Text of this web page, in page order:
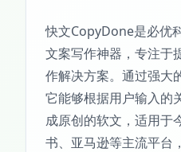
快文CopyDone是必优
文案写作神器，专注于
作解决方案。通过强大
它能够根据用户输入的
成原创的软文，适用于
书、亚马逊等主流平台